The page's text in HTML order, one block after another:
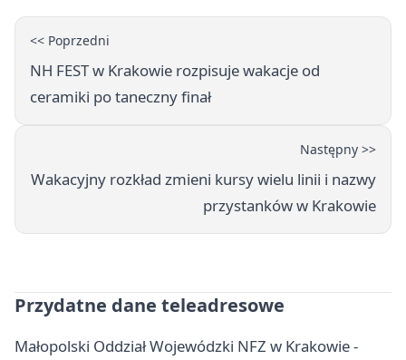
<< Poprzedni
NH FEST w Krakowie rozpisuje wakacje od
ceramiki po taneczny finał
Następny >>
Wakacyjny rozkład zmieni kursy wielu linii i nazwy
przystanków w Krakowie
Przydatne dane teleadresowe
Małopolski Oddział Wojewódzki NFZ w Krakowie -